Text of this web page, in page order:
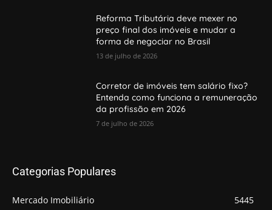
Reforma Tributária deve mexer no
preço final dos imóveis e mudar a
forma de negociar no Brasil
13 de julho de 2026
Corretor de imóveis tem salário fixo?
Entenda como funciona a remuneração
da profissão em 2026
7 de julho de 2026
Categorias Populares
Mercado Imobiliário
5445